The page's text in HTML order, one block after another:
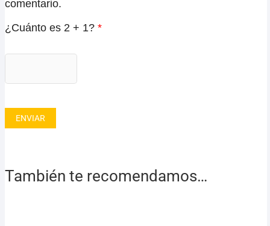
comentario.
¿Cuánto es 2 + 1? *
También te recomendamos…